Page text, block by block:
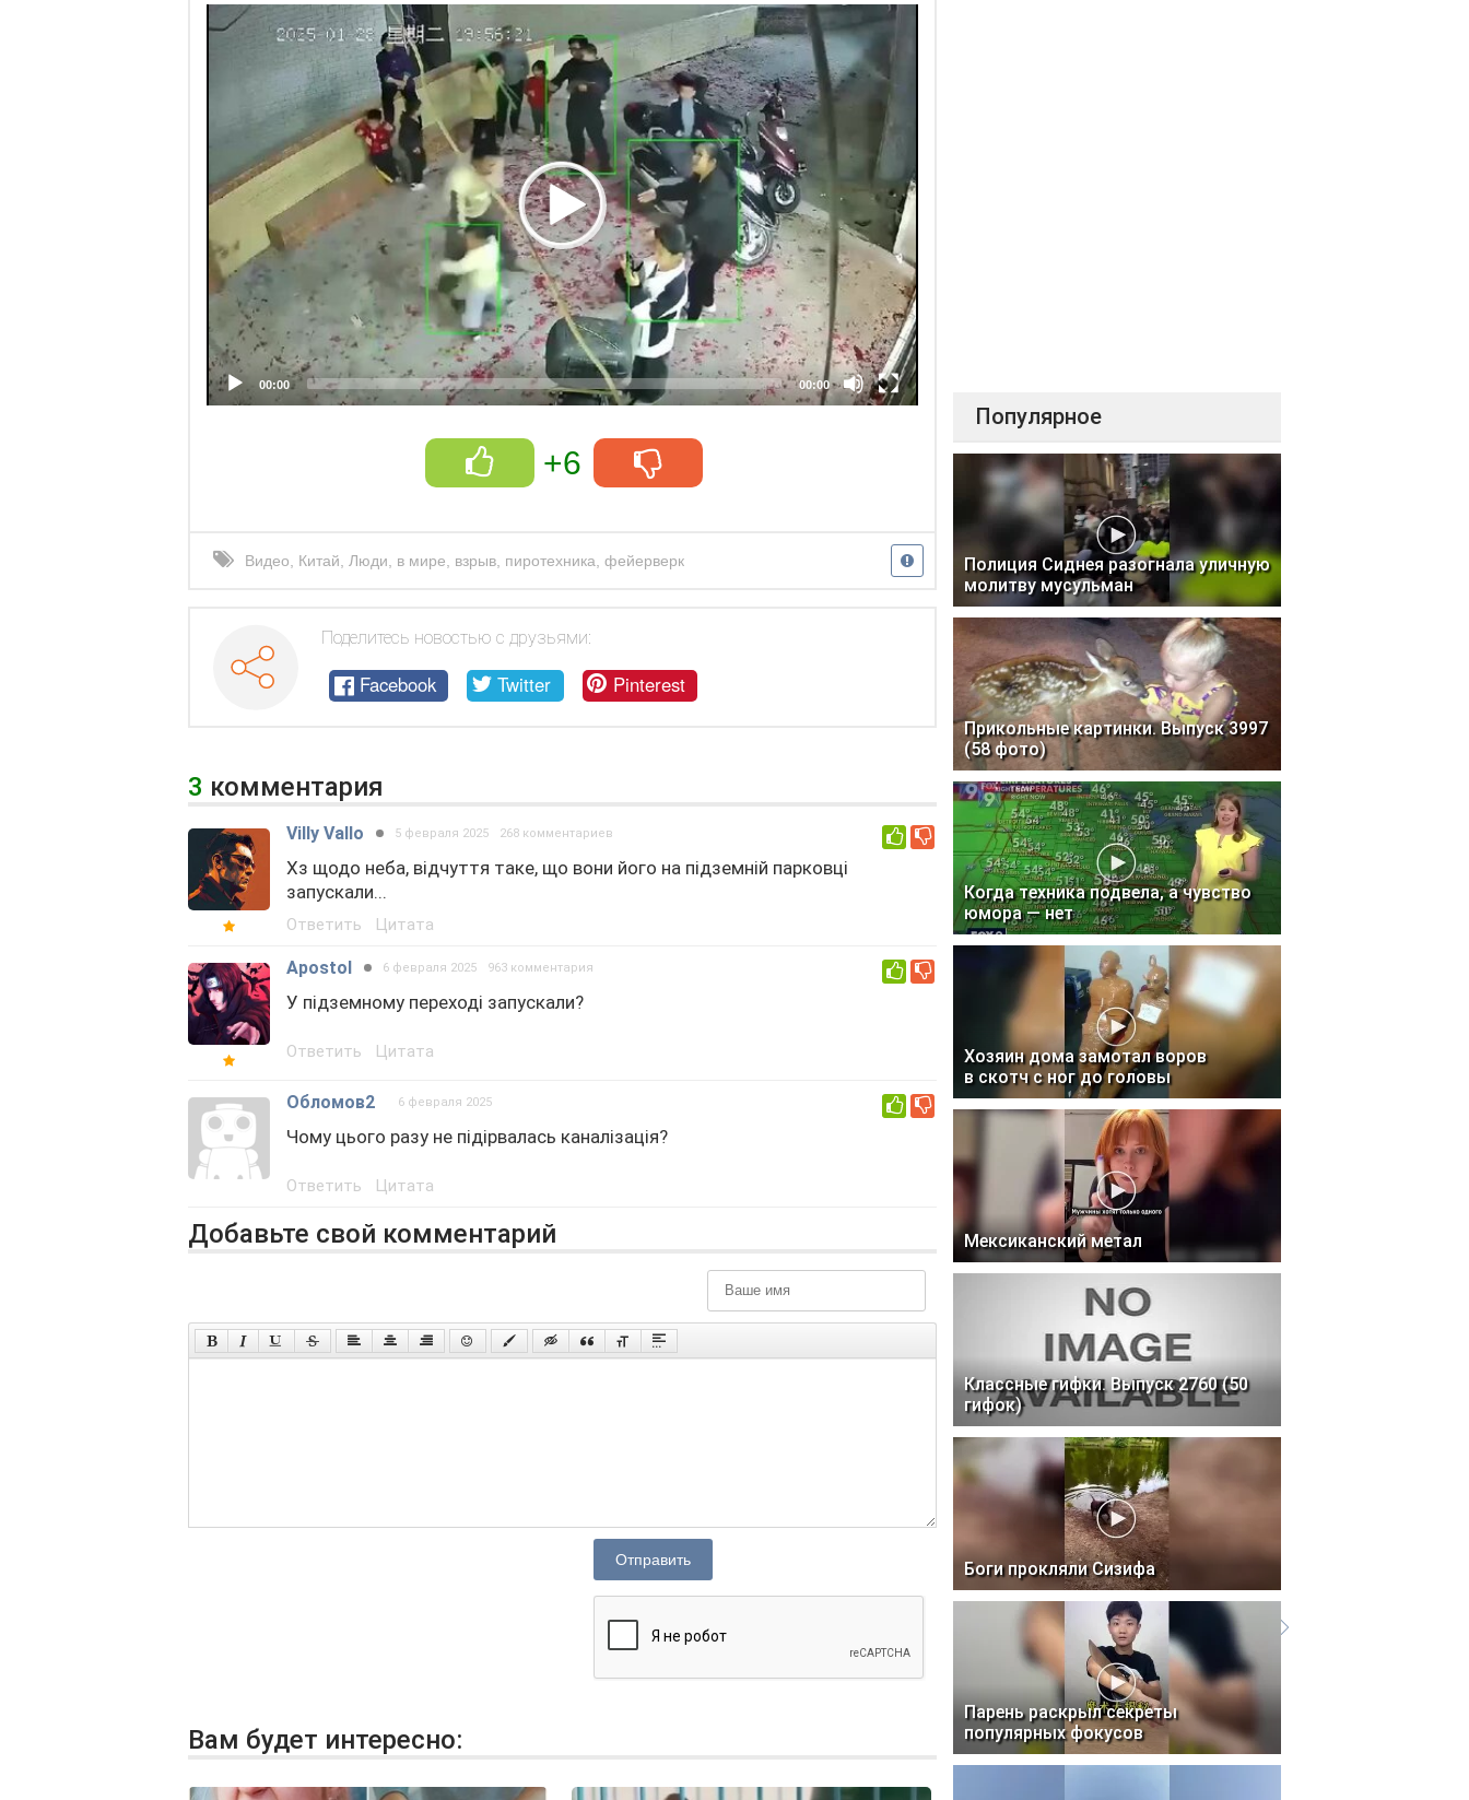
Video
Player
00:00 00:00
+6
Видео Китай Люди в мире взрыв пиротехника фейерверк
Поделитесь новостью с друзьями:
Facebook Twitter Pinterest
3 комментария
Villy Vallo 5 февраля 2025 268 комментариев 0
Хз щодо неба, відчуття таке, що вони його на підземній парковці
запускали...
Ответить Цитата
Apostol 6 февраля 2025 963 комментария 0
У підземному переході запускали?
Ответить Цитата
Обломов2 6 февраля 2025 0
Чому цього разу не підірвалась каналізація?
Ответить Цитата
Добавьте свой комментарий
Отправить
Вам будет интересно:
Популярное
Полиция Сиднея разогнала уличную
молитву мусульман
Прикольные картинки. Выпуск 3997
(58 фото)
Когда техника подвела, а чувство
юмора — нет
Хозяин дома замотал воров
в скотч с ног до головы
Мексиканский метал
Классные гифки. Выпуск 2760 (50
гифок)
Боги прокляли Сизифа
Парень раскрыл секреты
популярных фокусов